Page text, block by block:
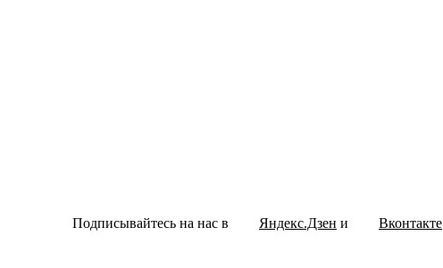
Подписывайтесь на нас в Яндекс.Дзен и Вконтакте